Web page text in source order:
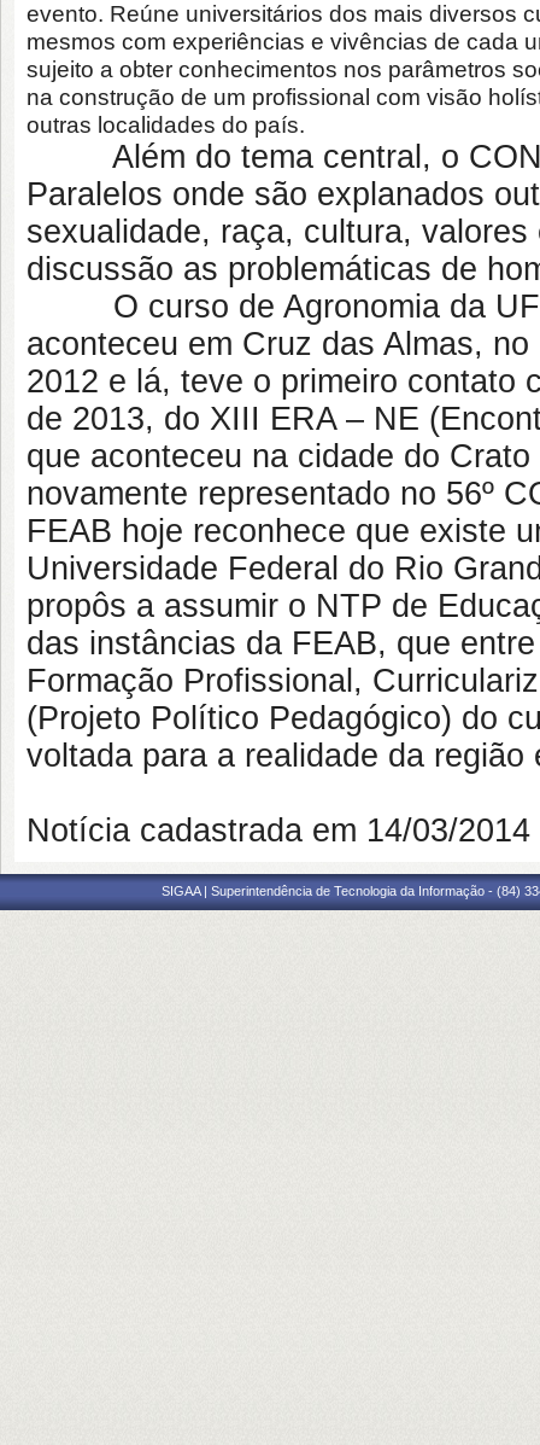
evento. Reúne universitários dos mais diversos
mesmos com experiências e vivências de cada
sujeito a obter conhecimentos nos parâmetros
na construção de um profissional com visão
outras localidades do país.
Além do tema central, o
Paralelos onde são explanados
sexualidade, raça, cultura,
discussão as problemáticas de
O curso de Agronomia da
aconteceu em Cruz das Almas,
2012 e lá, teve o primeiro contato
de 2013, do XIII ERA – NE
que aconteceu na cidade do
novamente representado no 56º
FEAB hoje reconhece que existe
Universidade Federal do Rio
propôs a assumir o NTP de
das instâncias da FEAB, que
Formação Profissional,
(Projeto Político Pedagógico) do
voltada para a realidade da
Notícia cadastrada em 14/03/
SIGAA | Superintendência de Tecnologia da Informação - (84)